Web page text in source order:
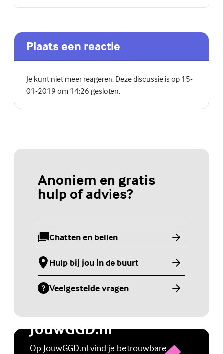
Plaats een reactie
Je kunt niet meer reageren. Deze discussie is op 15-
01-2019 om 14:26 gesloten.
Anoniem en gratis
hulp of advies?
Chatten en bellen
(Externe link)
Hulp bij jou in de buurt
(Externe link)
Veelgestelde vragen
(Externe link)
Jongerenwebsite
JouwGGD.nl
Op JouwGGD.nl vind je betrouwbare